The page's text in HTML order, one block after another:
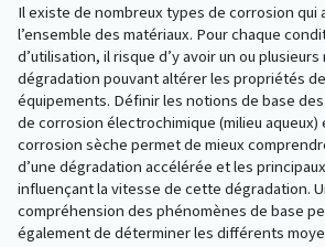
Il existe de nombreux types de corrosion qui
l’ensemble des matériaux. Pour chaque
d’utilisation, il risque d’y avoir un ou
dégradation pouvant altérer les propriétés
équipements. Définir les notions de base
de corrosion électrochimique (milieu aqueux)
corrosion sèche permet de mieux
d’une dégradation accélérée et les
influençant la vitesse de cette dégradation.
compréhension des phénomènes de base
également de déterminer les différents